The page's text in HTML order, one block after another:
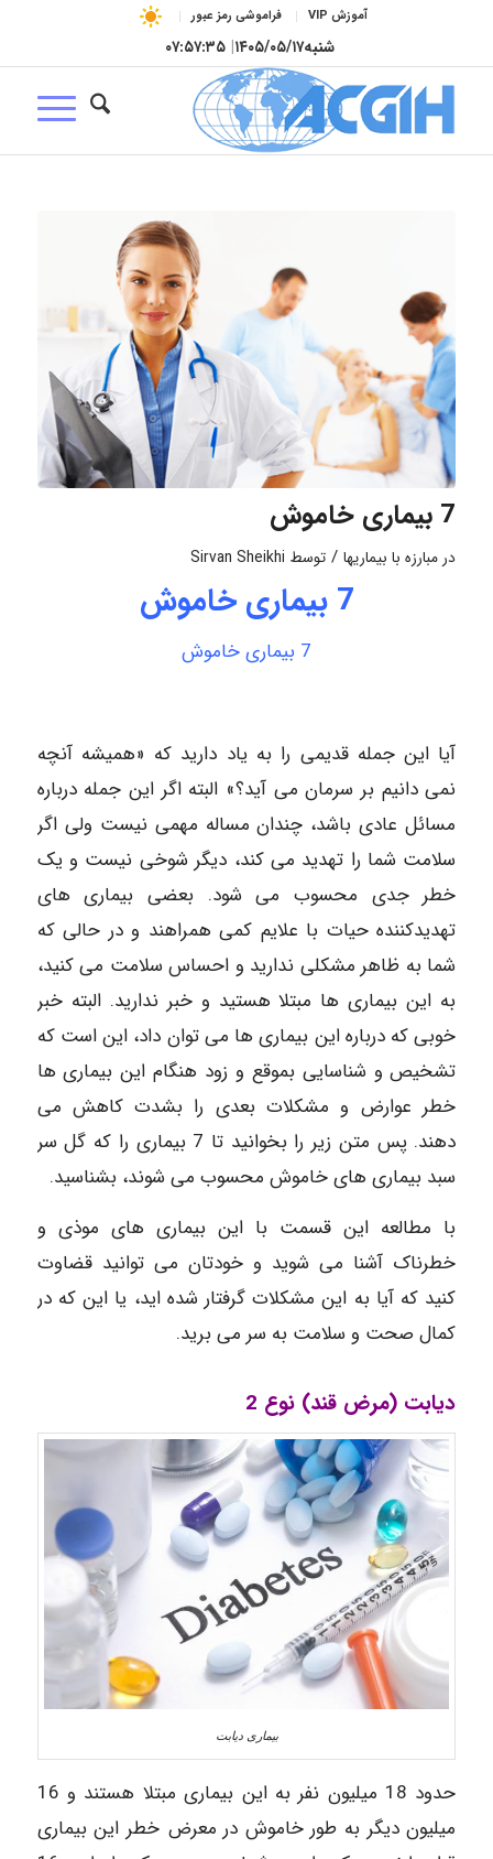
آموزش VIP فراموشی رمز عبور
شنبه۱۴۰۵/۰۵/۱۷| ۰۷:۵۷:۳۶
7 بیماری خاموش
درمبارزه با بیماریها / توسط Sirvan Sheikhi
7 بیماری خاموش
7 بیماری خاموش
آیا این جمله قدیمی را به یاد دارید که «همیشه آنچه
نمی دانیم بر سرمان می آید؟» البته اگر این جمله درباره
مسائل عادی باشد، چندان مساله مهمی نیست ولی اگر
سلامت شما را تهدید می کند، دیگر شوخی نیست و یک
خطر جدی محسوب می شود. بعضی بیماری های
تهدیدکننده حیات با علایم کمی همراهند و در حالی که
شما به ظاهر مشکلی ندارید و احساس سلامت می کنید،
به این بیماری ها مبتلا هستید و خبر ندارید. البته خبر
خوبی که درباره این بیماری ها می توان داد، این است که
تشخیص و شناسایی بموقع و زود هنگام این بیماری ها
خطر عوارض و مشکلات بعدی را بشدت کاهش می
دهند. پس متن زیر را بخوانید تا 7 بیماری را که گل سر
سبد بیماری های خاموش محسوب می شوند، بشناسید.
با مطالعه این قسمت با این بیماری های موذی و
خطرناک آشنا می شوید و خودتان می توانید قضاوت
کنید که آیا به این مشکلات گرفتار شده اید، یا این که در
کمال صحت و سلامت به سر می برید.
دیابت (مرض قند) نوع 2
بیماری دیابت
حدود 18 میلیون نفر به این بیماری مبتلا هستند و 16
میلیون دیگر به طور خاموش در معرض خطر این بیماری